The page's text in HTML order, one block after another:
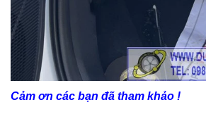
Cảm ơn các bạn đã tham khảo !